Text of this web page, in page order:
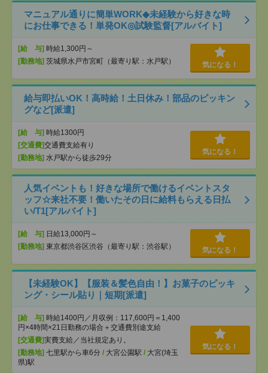
マニュアル通りに簡単WORK◆未経験から好きな時
にお仕事できる！単発OK◎試験監督[アルバイト]
[給 与] 時給1,300円～
[勤務地] 茨城県水戸市宮町（最寄り駅：水戸駅） 気になる！
給与即払いOK！高時給！土日休み！部品のピッキン
グなど[派遣]
[給 与] 時給1300円
[交通費]交通費支給有り
[勤務地] 水戸駅から徒歩29分
気になる！
人気イベントも！好きな場所で働けるイベントスタ
ッフ☆来社不要！働いたその日に給料もらえる日払
い/T1[アルバイト]
[給 与] 日給13,000円～
[勤務地] 東京都渋谷区渋谷（最寄り駅：渋谷駅） 気になる！
【未経験OK】【服装＆髪色自由！】お菓子のピッキ
ング・シール貼り｜短期[派遣]
[給 与] 時給1400円／月収例：117,600円＝1,400
円×4時間×21日勤務の場合＋交通費別途支給
[交通費]実費支給／当社規定あり。
[勤務地] 七里駅から車6分 / 大宮公園駅 / 大宮(埼玉
県)駅
気になる！